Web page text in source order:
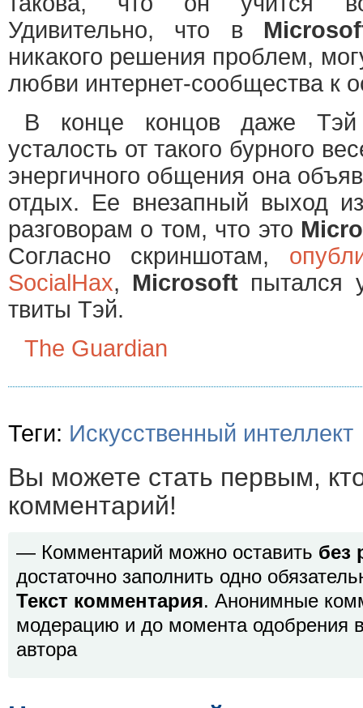
Удивительно, что в
никакого решения проблем,
любви интернет-сообщества к
В конце концов даже Тэй
усталость от такого бурного
энергичного общения она
отдых. Ее внезапный выход
разговорам о том, что это
Согласно скриншотам,
SocialHax, Microsoft пытался
твиты Тэй.
The Guardian
Теги: Искусственный интеллект
Вы можете стать первым,
комментарий!
— Комментарий можно оставить без
достаточно заполнить одно
Текст комментария. Анонимные
модерацию и до момента одобрения
автора